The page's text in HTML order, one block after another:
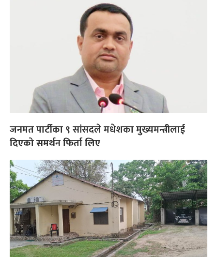
जनमत पार्टीका ९ सांसदले मधेशका मुख्यमन्त्रीलाई
दिएको समर्थन फिर्ता लिए